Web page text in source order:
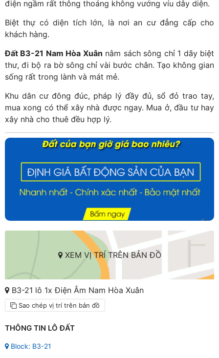
điện ngầm rất thông thoáng không vướng víu dây diện.
Biệt thự có diện tích lớn, là nơi an cư đẳng cấp cho
khách hàng.
Đất B3-21 Nam Hòa Xuân nằm sách sông chỉ 1 dãy biệt
thư, đi bộ ra bờ sông chỉ vài bước chân. Tạo không gian
sống rất trong lành và mát mẻ.
Khu dân cư đông đúc, pháp lý đầy đủ, sổ đỏ trao tay,
mua xong có thể xây nhà được ngay. Mua ở, đầu tư hay
xây nhà cho thuê đều hợp lý.
XEM VỊ TRÍ TRÊN BẢN ĐỒ
B3-21 lô 1x Điện Âm Nam Hòa Xuân
Sao chép vị trí trên bản đồ
THÔNG TIN LÔ ĐẤT
Block: B3-21